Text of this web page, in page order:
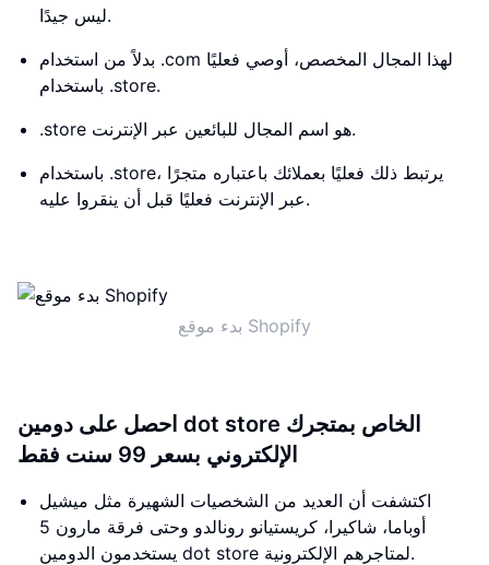
ليس جيدًا.
بدلاً من استخدام .com لهذا المجال المخصص، أوصي فعليًا
باستخدام .store.
.store هو اسم المجال للبائعين عبر الإنترنت.
باستخدام .store، يرتبط ذلك فعليًا بعملائك باعتباره متجرًا
عبر الإنترنت فعليًا قبل أن ينقروا عليه.
بدء موقع Shopify
احصل على دومين dot store الخاص بمتجرك
الإلكتروني بسعر 99 سنت فقط
اكتشفت أن العديد من الشخصيات الشهيرة مثل ميشيل
أوباما، شاكيرا، كريستيانو رونالدو وحتى فرقة مارون 5
يستخدمون الدومين dot store لمتاجرهم الإلكترونية.